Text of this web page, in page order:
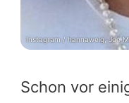
Schon vor
Instagram / hannaweig, Joe